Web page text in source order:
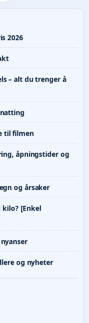
2026
– alt du trenger å
til filmen
åpningstider og
og årsaker
kilo? [Enkel
og nyheter